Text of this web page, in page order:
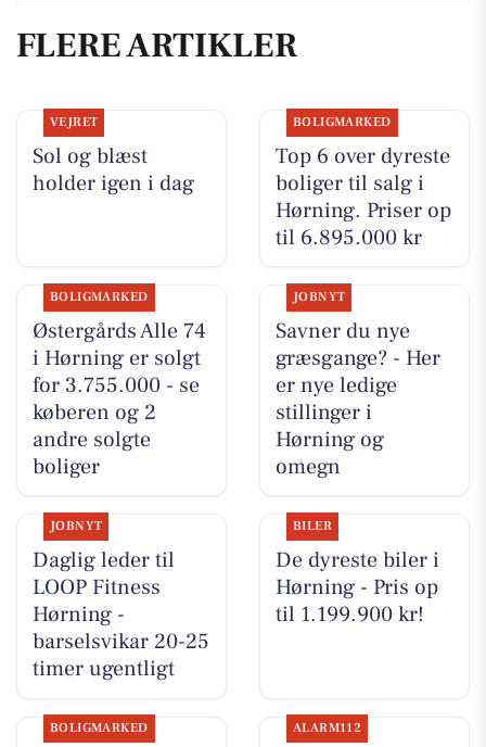
FLERE ARTIKLER
VEJRET
Sol og blæst
holder igen i dag
BOLIGMARKED
Top 6 over dyreste
boliger til salg i
Hørning. Priser op
til 6.895.000 kr
BOLIGMARKED
Østergårds Alle 74
i Hørning er solgt
for 3.755.000 - se
køberen og 2
andre solgte
boliger
JOBNYT
Savner du nye
græsgange? - Her
er nye ledige
stillinger i
Hørning og
omegn
JOBNYT
Daglig leder til
LOOP Fitness
Hørning -
barselsvikar 20-25
timer ugentligt
BILER
De dyreste biler i
Hørning - Pris op
til 1.199.900 kr!
BOLIGMARKED ALARM112